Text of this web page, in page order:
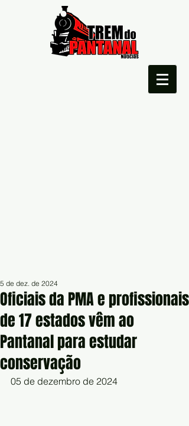
Oficiais da PMA e profissionais
de 17 estados vêm ao
Pantanal para estudar
conservação
5 de dez. de 2024
05 de dezembro de 2024